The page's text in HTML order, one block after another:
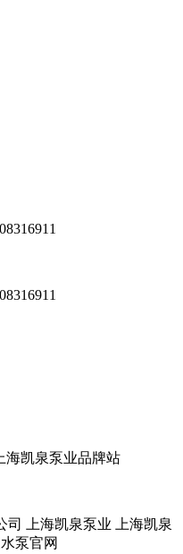
海凯泉泵业品牌站
司 上海凯泉泵业
上海凯泉
泵官网